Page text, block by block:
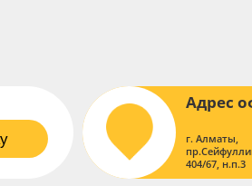
Адрес
г. Алматы,
404/67, н.п.3